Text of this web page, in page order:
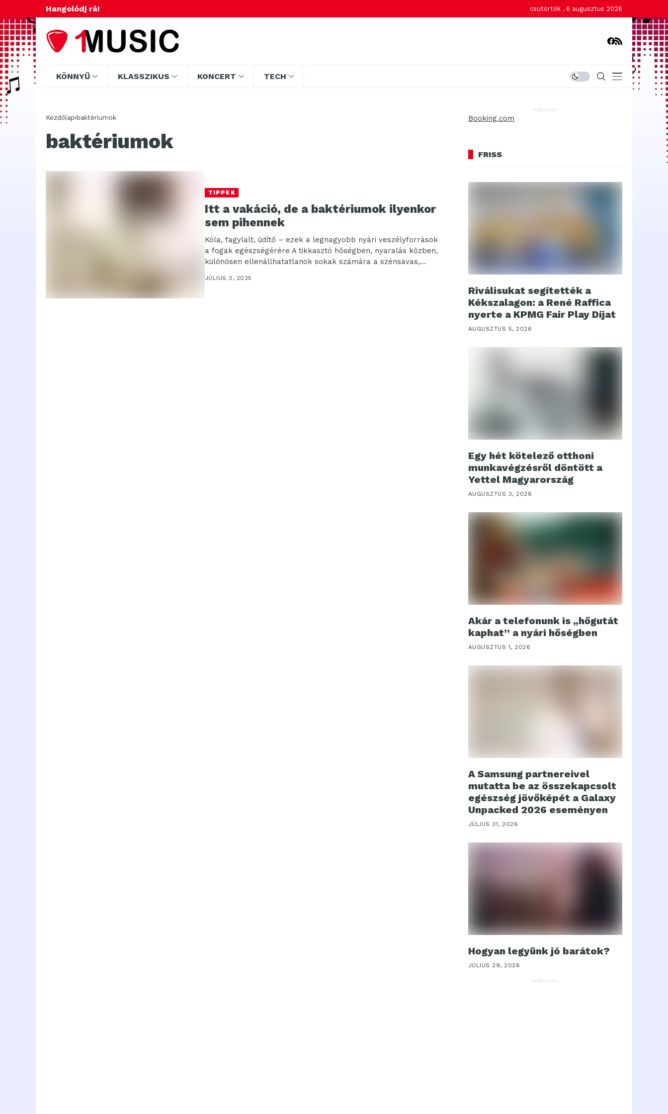
Hangolódj rá! csütörtök , 6 augusztus 2026
KÖNNYŰ KLASSZIKUS KONCERT TECH
Kezdőlap baktériumok
baktériumok
TIPPEK
Itt a vakáció, de a baktériumok ilyenkor
sem pihennek
Kóla, fagylalt, üdítő – ezek a legnagyobb nyári veszélyforrások
a fogak egészségérére A tikkasztó hőségben, nyaralás közben,
különösen ellenállhatatlanok sokak számára a szénsavas,...
JÚLIUS 3, 2025
HIRDETÉS
Booking.com
FRISS
Riválisukat segítették a
Kékszalagon: a René Raffica
nyerte a KPMG Fair Play Díjat
AUGUSZTUS 5, 2026
Egy hét kötelező otthoni
munkavégzésről döntött a
Yettel Magyarország
AUGUSZTUS 3, 2026
Akár a telefonunk is „hőgutát
kaphat” a nyári hőségben
AUGUSZTUS 1, 2026
A Samsung partnereivel
mutatta be az összekapcsolt
egészség jövőképét a Galaxy
Unpacked 2026 eseményen
JÚLIUS 31, 2026
Hogyan legyünk jó barátok?
JÚLIUS 29, 2026
HIRDETÉS